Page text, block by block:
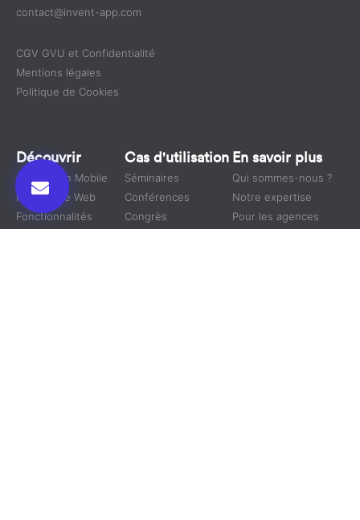
contact@invent-app.com
CGV GVU et Confidentialité
Mentions légales
Politique de Cookies
Découvrir
Application Mobile
Plateforme Web
Fonctionnalités
Cas d'utilisation
Séminaires
Conférences
Congrès
En savoir plus
Qui sommes-nous ?
Notre expertise
Pour les agences